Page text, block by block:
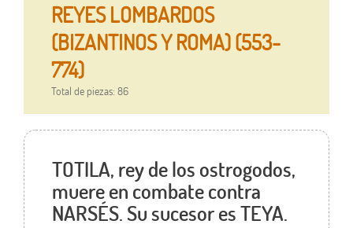
REYES LOMBARDOS
(BIZANTINOS Y ROMA) (553-
774)
Total de piezas: 86
TOTILA, rey de los ostrogodos,
muere en combate contra
NARSÉS. Su sucesor es TEYA.